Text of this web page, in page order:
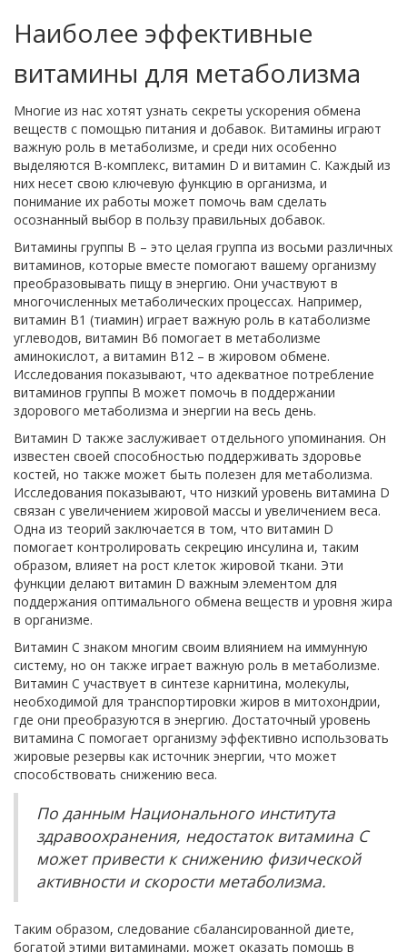
Наиболее эффективные
витамины для метаболизма
Многие из нас хотят узнать секреты ускорения обмена
веществ с помощью питания и добавок. Витамины играют
важную роль в метаболизме, и среди них особенно
выделяются B-комплекс, витамин D и витамин C. Каждый из
них несет свою ключевую функцию в организма, и
понимание их работы может помочь вам сделать
осознанный выбор в пользу правильных добавок.
Витамины группы B – это целая группа из восьми различных
витаминов, которые вместе помогают вашему организму
преобразовывать пищу в энергию. Они участвуют в
многочисленных метаболических процессах. Например,
витамин B1 (тиамин) играет важную роль в катаболизме
углеводов, витамин B6 помогает в метаболизме
аминокислот, а витамин B12 – в жировом обмене.
Исследования показывают, что адекватное потребление
витаминов группы B может помочь в поддержании
здорового метаболизма и энергии на весь день.
Витамин D также заслуживает отдельного упоминания. Он
известен своей способностью поддерживать здоровье
костей, но также может быть полезен для метаболизма.
Исследования показывают, что низкий уровень витамина D
связан с увеличением жировой массы и увеличением веса.
Одна из теорий заключается в том, что витамин D
помогает контролировать секрецию инсулина и, таким
образом, влияет на рост клеток жировой ткани. Эти
функции делают витамин D важным элементом для
поддержания оптимального обмена веществ и уровня жира
в организме.
Витамин C знаком многим своим влиянием на иммунную
систему, но он также играет важную роль в метаболизме.
Витамин C участвует в синтезе карнитина, молекулы,
необходимой для транспортировки жиров в митохондрии,
где они преобразуются в энергию. Достаточный уровень
витамина C помогает организму эффективно использовать
жировые резервы как источник энергии, что может
способствовать снижению веса.
По данным Национального института
здравоохранения, недостаток витамина C
может привести к снижению физической
активности и скорости метаболизма.
Таким образом, следование сбалансированной диете,
богатой этими витаминами, может оказать помощь в